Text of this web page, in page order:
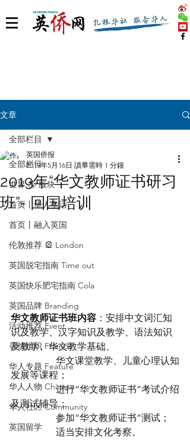
文章
全部栏目
世界 🌎 版块
首页丨华人生活
首页丨融入英国
伦敦推荐 🎡 London
英国脱宅指南 Time out
英国快乐肥宅指南 Cola
英国品牌 Branding
活动推荐 Event
寻找组织 Friends
华人专题 Feature
华人人物 Chinese
华人社区 Community
英国留学
全部栏目
2019年“华文教师证书研习
班”- 回国培训
英国侨报
2019年5月16日 讀畢需時 1 分鐘
华文教师证书班内容 ：安排中文词汇知
识及教学、汉字知识及教学、语法知识
及教学、华文教学基础、
                   华文课堂教学、儿童心理认知
发展等课程；
                   进行“华文教师证书”考试介绍
及测试辅导；
                   参加“华文教师证书”测试；
                   适当安排文化考察。